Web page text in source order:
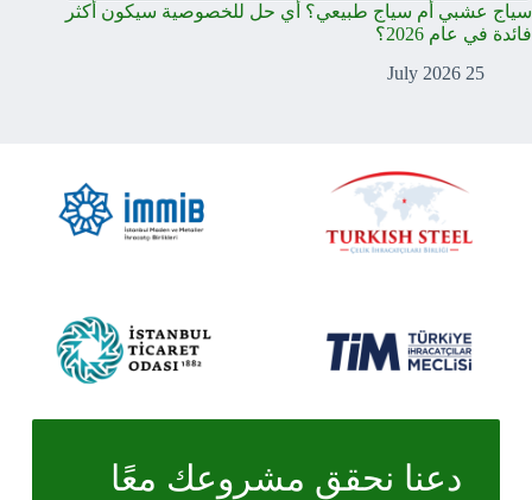
سياج عشبي أم سياج طبيعي؟ أي حل للخصوصية سيكون أكثر
فائدة في عام 2026؟
25 July 2026
دعنا نحقق مشروعك معًا